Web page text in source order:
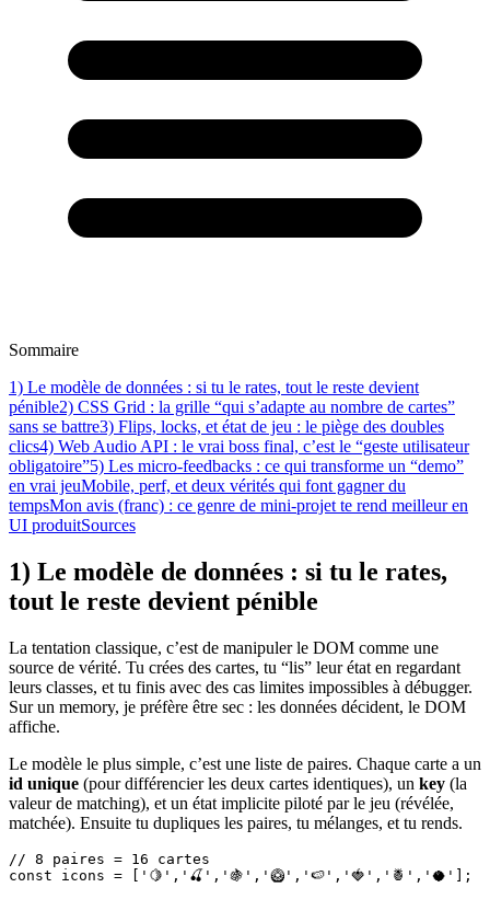
Sommaire
1) Le modèle de données : si tu le rates, tout le reste devient
pénible2) CSS Grid : la grille “qui s’adapte au nombre de cartes”
sans se battre3) Flips, locks, et état de jeu : le piège des doubles
clics4) Web Audio API : le vrai boss final, c’est le “geste utilisateur
obligatoire”5) Les micro-feedbacks : ce qui transforme un “demo”
en vrai jeuMobile, perf, et deux vérités qui font gagner du
tempsMon avis (franc) : ce genre de mini-projet te rend meilleur en
UI produitSources
1) Le modèle de données : si tu le rates,
tout le reste devient pénible
La tentation classique, c’est de manipuler le DOM comme une
source de vérité. Tu crées des cartes, tu “lis” leur état en regardant
leurs classes, et tu finis avec des cas limites impossibles à débugger.
Sur un memory, je préfère être sec : les données décident, le DOM
affiche.
Le modèle le plus simple, c’est une liste de paires. Chaque carte a un
id unique (pour différencier les deux cartes identiques), un key (la
valeur de matching), et un état implicite piloté par le jeu (révélée,
matchée). Ensuite tu dupliques les paires, tu mélanges, et tu rends.
// 8 paires = 16 cartes
const icons = ['🍋','🍒','🍇','🥝','🍉','🍓','🍍','🥥'];